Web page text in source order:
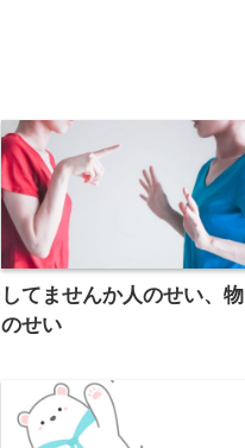
してませんか人のせい、物
のせい